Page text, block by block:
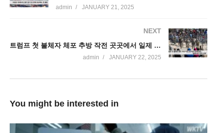
admin JANUARY 21, 2025
NEXT
트럼프 첫 불체자 체포 추방 작전 곳곳에서 일제 돌입 ‘벌써 대거 잠적 사태’
admin JANUARY 22, 2025
You might be interested in